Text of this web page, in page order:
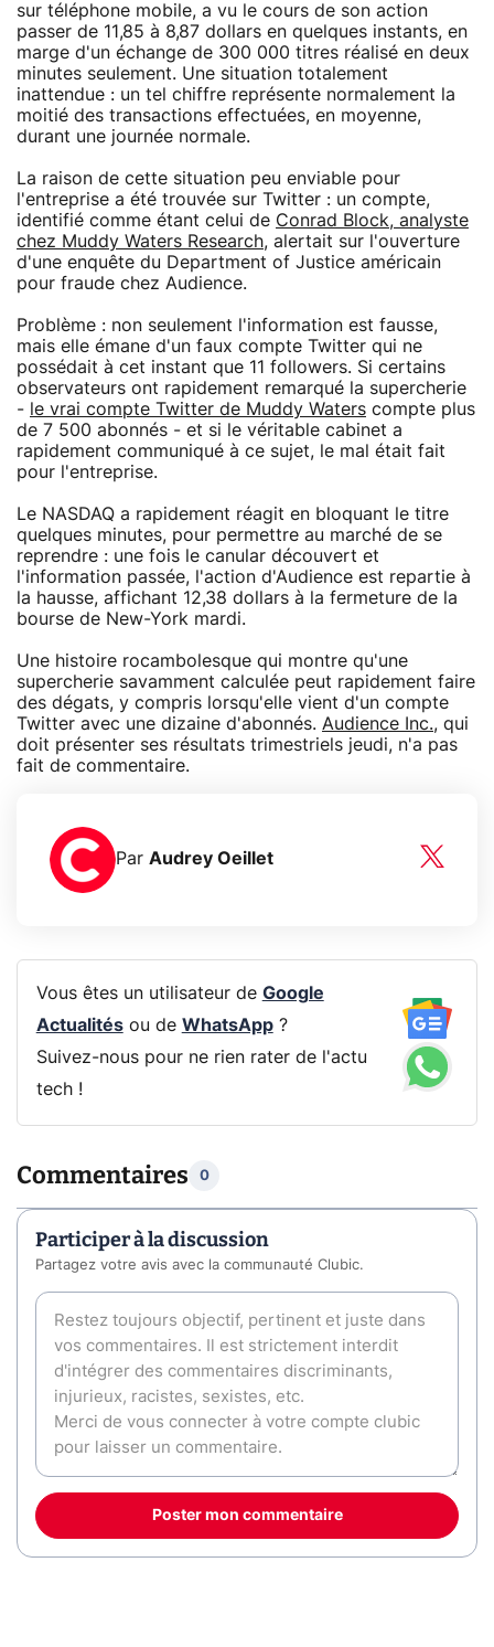
sur téléphone mobile, a vu le cours de son action
passer de 11,85 à 8,87 dollars en quelques instants, en
marge d'un échange de 300 000 titres réalisé en deux
minutes seulement. Une situation totalement
inattendue : un tel chiffre représente normalement la
moitié des transactions effectuées, en moyenne,
durant une journée normale.
La raison de cette situation peu enviable pour
l'entreprise a été trouvée sur Twitter : un compte,
identifié comme étant celui de Conrad Block, analyste
chez Muddy Waters Research, alertait sur l'ouverture
d'une enquête du Department of Justice américain
pour fraude chez Audience.
Problème : non seulement l'information est fausse,
mais elle émane d'un faux compte Twitter qui ne
possédait à cet instant que 11 followers. Si certains
observateurs ont rapidement remarqué la supercherie
- le vrai compte Twitter de Muddy Waters compte plus
de 7 500 abonnés - et si le véritable cabinet a
rapidement communiqué à ce sujet, le mal était fait
pour l'entreprise.
Le NASDAQ a rapidement réagit en bloquant le titre
quelques minutes, pour permettre au marché de se
reprendre : une fois le canular découvert et
l'information passée, l'action d'Audience est repartie à
la hausse, affichant 12,38 dollars à la fermeture de la
bourse de New-York mardi.
Une histoire rocambolesque qui montre qu'une
supercherie savamment calculée peut rapidement faire
des dégats, y compris lorsqu'elle vient d'un compte
Twitter avec une dizaine d'abonnés. Audience Inc., qui
doit présenter ses résultats trimestriels jeudi, n'a pas
fait de commentaire.
Par Audrey Oeillet
Vous êtes un utilisateur de Google
Actualitésou de WhatsApp?
Suivez-nous pour ne rien rater de l'actu
tech !
Commentaires 0
Participer à la discussion
Partagez votre avis avec la communauté Clubic.
Poster mon commentaire